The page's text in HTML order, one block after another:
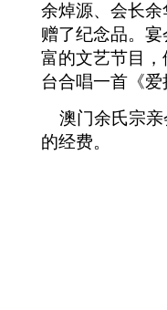
余焯源、会长
赠了纪念品。
富的文艺节目
台合唱一首《
澳门余氏宗亲
的经费。